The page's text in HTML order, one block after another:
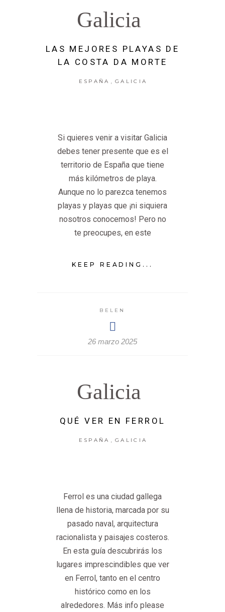
Galicia
LAS MEJORES PLAYAS DE
LA COSTA DA MORTE
ESPAÑA GALICIA
Si quieres venir a visitar Galicia
debes tener presente que es el
territorio de España que tiene
más kilómetros de playa.
Aunque no lo parezca tenemos
playas y playas que ¡ni siquiera
nosotros conocemos! Pero no
te preocupes, en este
KEEP READING...
BELEN
26 marzo 2025
Galicia
QUÉ VER EN FERROL
ESPAÑA GALICIA
Ferrol es una ciudad gallega
llena de historia, marcada por su
pasado naval, arquitectura
racionalista y paisajes costeros.
En esta guía descubrirás los
lugares imprescindibles que ver
en Ferrol, tanto en el centro
histórico como en los
alrededores. Más info please